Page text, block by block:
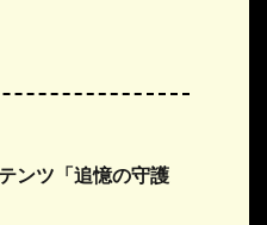
ンツ「追憶の守護